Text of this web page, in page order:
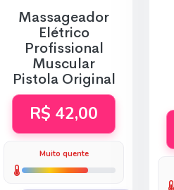
Massageador
Elétrico
Profissional
Muscular
Pistola Original
R$ 42,00
Muito quente